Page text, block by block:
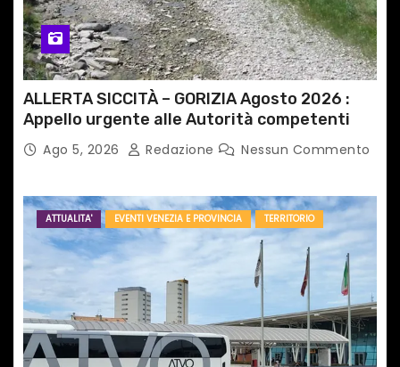
ALLERTA SICCITÀ – GORIZIA Agosto 2026 :
Appello urgente alle Autorità competenti
Ago 5, 2026 Redazione Nessun Commento
ATTUALITA' EVENTI VENEZIA E PROVINCIA TERRITORIO